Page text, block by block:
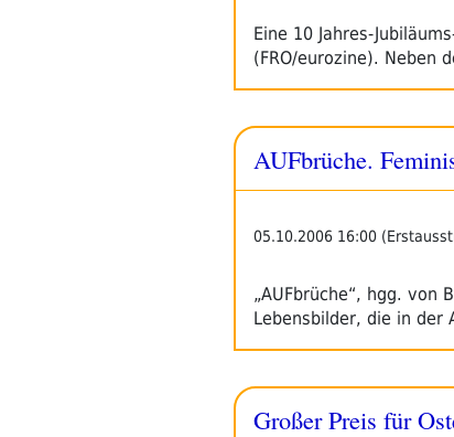
Eine 10 Jahres-
(FRO/eurozine). Neben
AUFbrüche.
05.10.2006 16:00
„AUFbrüche“, hgg. von
Lebensbilder, die in der
Großer Preis für